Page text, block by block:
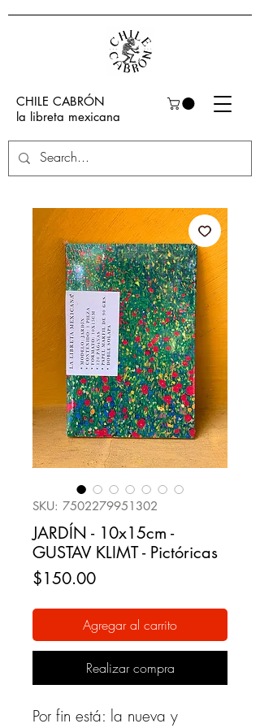
CHILE CABRÓN
la libreta mexicana
SKU: 7502279951302
JARDÍN - 10x15cm -
GUSTAV KLIMT - Pictóricas
$150.00Precio
Agregar al carrito
Realizar compra
Por fin está: la nueva y